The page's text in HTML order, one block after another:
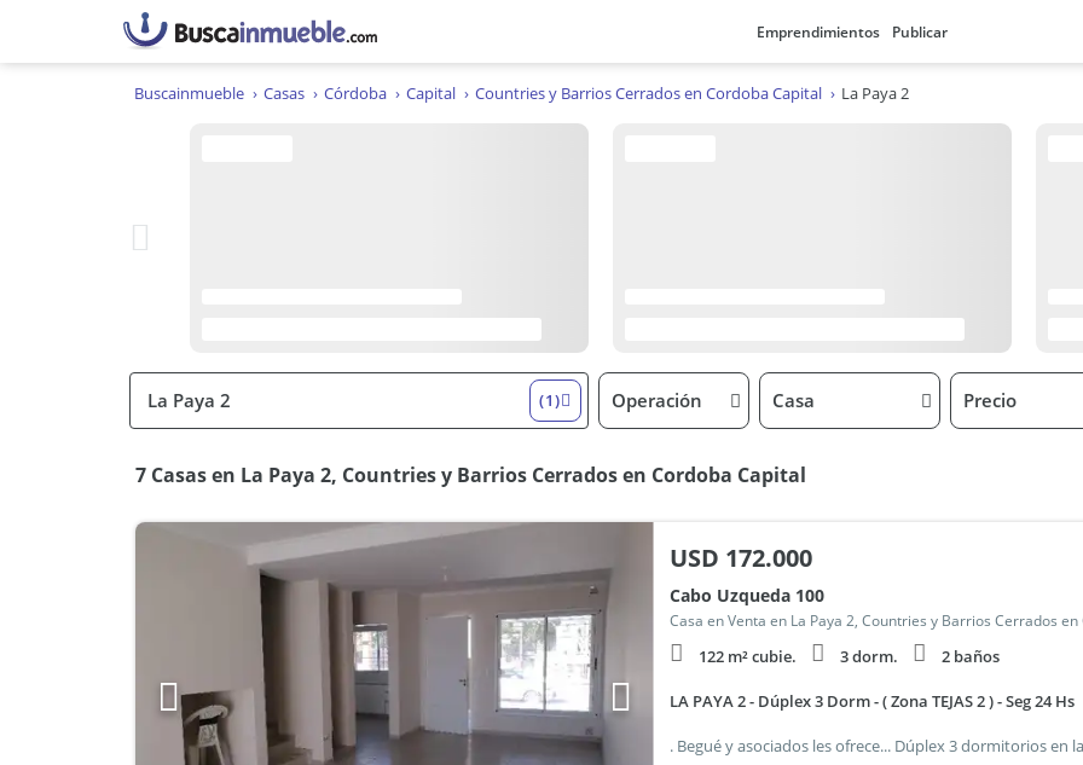
Emprendimientos Publicar
Buscainmueble Casas Córdoba Capital Countries y Barrios Cerrados en Cordoba Capital La Paya 2
(1) Operación Casa Precio
7 Casas en La Paya 2, Countries y Barrios Cerrados en Cordoba Capital
USD 172.000
Cabo Uzqueda 100
Casa en Venta en La Paya 2, Countries y Barrios Cerrados
122 m² cubie. 3 dorm. 2 baños
LA PAYA 2 - Dúplex 3 Dorm - ( Zona TEJAS 2 ) - Seg 24 Hs